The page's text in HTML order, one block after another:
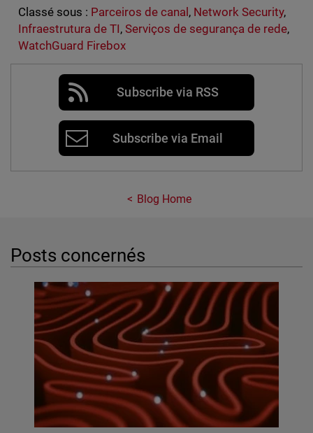
Classé sous : Parceiros de canal , Network Security,
Infraestrutura de TI, Serviços de segurança de rede,
WatchGuard Firebox
Subscribe via RSS
Subscribe via Email
Blog Home
Posts concernés